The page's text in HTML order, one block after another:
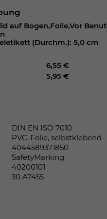
auf Bogen,Folie,Vor
(Durchm.): 5,0 cm
6,55 €
5,95 €
DIN EN ISO 7010
PVC-Folie, selbstklebend
4044589371850
SafetyMarking
40200101
30.A7455